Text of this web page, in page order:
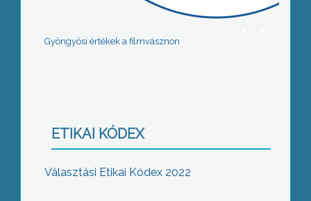
Gyöngyösi értékek a filmvásznon
ETIKAI KÓDEX
Választási Etikai Kódex 2022